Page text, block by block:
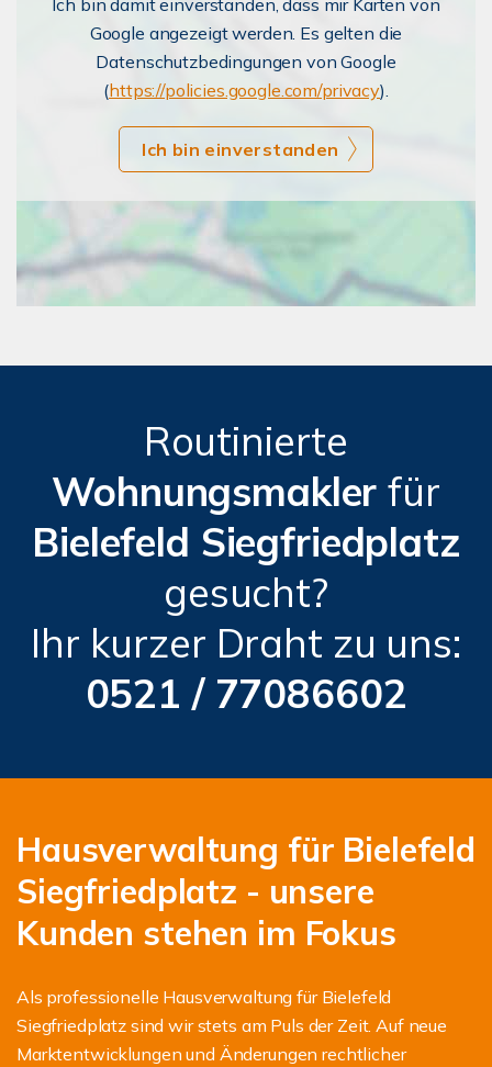
Ich bin damit einverstanden, dass mir Karten von
Google angezeigt werden. Es gelten die
Datenschutzbedingungen von Google
(https://policies.google.com/privacy).
Ich bin einverstanden
Routinierte
Wohnungsmaklerfür
Bielefeld Siegfriedplatz
gesucht?
Ihr kurzer Draht zu uns:
0521 / 77086602
Hausverwaltung für Bielefeld
Siegfriedplatz - unsere
Kunden stehen im Fokus
Als professionelle Hausverwaltung für Bielefeld
Siegfriedplatz sind wir stets am Puls der Zeit. Auf neue
Marktentwicklungen und Änderungen rechtlicher